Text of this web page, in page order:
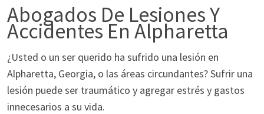
Abogados De Lesiones Y
Accidentes En Alpharetta
¿Usted o un ser querido ha sufrido una lesión en
Alpharetta, Georgia, o las áreas circundantes? Sufrir una
lesión puede ser traumático y agregar estrés y gastos
innecesarios a su vida.